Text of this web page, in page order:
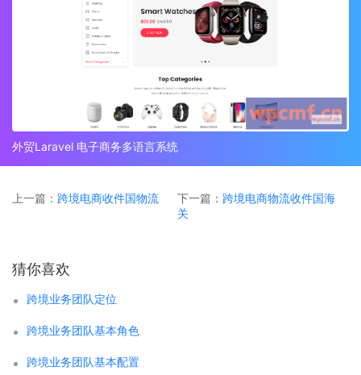
外贸Laravel 电子商务多语言系统
上一篇： 跨境电商收件国物流 下一篇： 跨境电商物流收件国海
关
猜你喜欢
跨境业务团队定位
跨境业务团队基本角色
跨境业务团队基本配置